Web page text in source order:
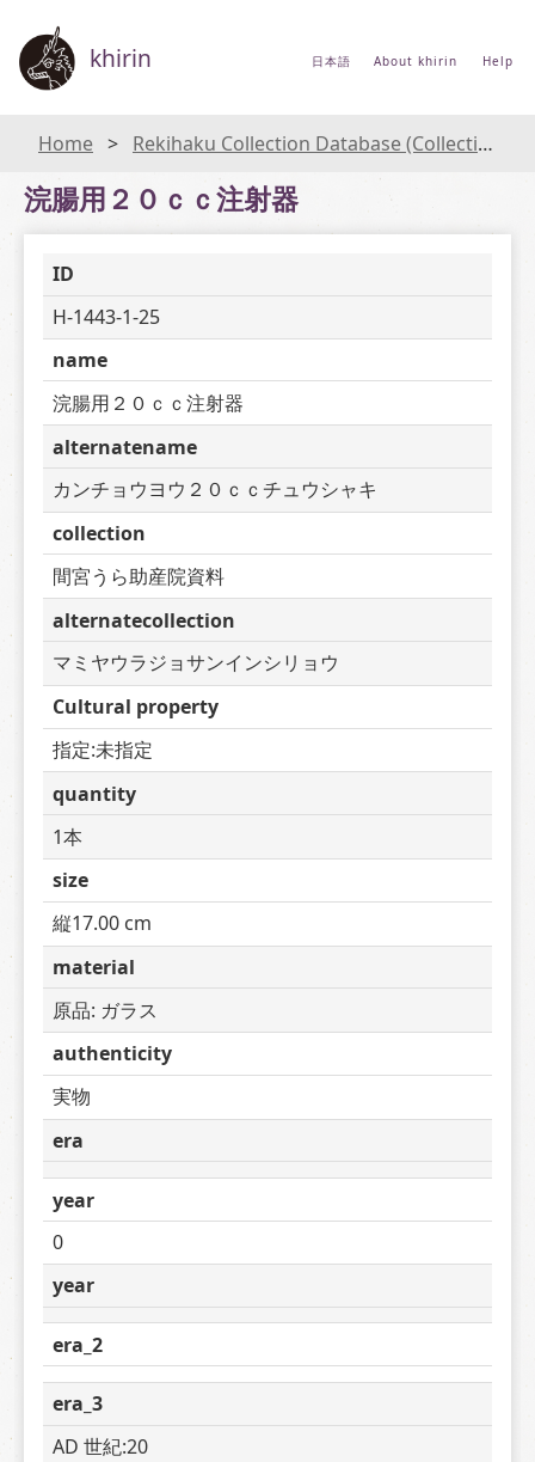
khirin 日本語 About khirin Help
Home Rekihaku Collection Database (Collections Database of the National Museum of Japanese History)
浣腸用２０ｃｃ注射器
ID
H-1443-1-25
name
浣腸用２０ｃｃ注射器
alternatename
カンチョウヨウ２０ｃｃチュウシャキ
collection
間宮うら助産院資料
alternatecollection
マミヤウラジョサンインシリョウ
Cultural property
指定:未指定
quantity
1本
size
縦17.00 cm
material
原品: ガラス
authenticity
実物
era
year
0
year
era_2
era_3
AD 世紀:20